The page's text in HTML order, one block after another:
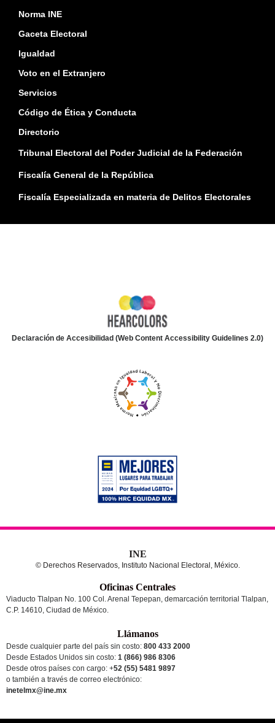
Norma INE
Gaceta Electoral
Igualdad
Voto en el Extranjero
Servicios
Código de Ética y Conducta
Directorio
Tribunal Electoral del Poder Judicial de la Federación
Fiscalía General de la República
Fiscalía Especializada en materia de Delitos Electorales
Declaración de Accesibilidad (Web Content Accessibility Guidelines 2.0)
INE
© Derechos Reservados, Instituto Nacional Electoral, México.
Oficinas Centrales
Viaducto Tlalpan No. 100 Col. Arenal Tepepan, demarcación territorial Tlalpan,
C.P. 14610, Ciudad de México.
Llámanos
Desde cualquier parte del país sin costo: 800 433 2000
Desde Estados Unidos sin costo: 1 (866) 986 8306
Desde otros países con cargo: +52 (55) 5481 9897
o también a través de correo electrónico:
inetelmx@ine.mx